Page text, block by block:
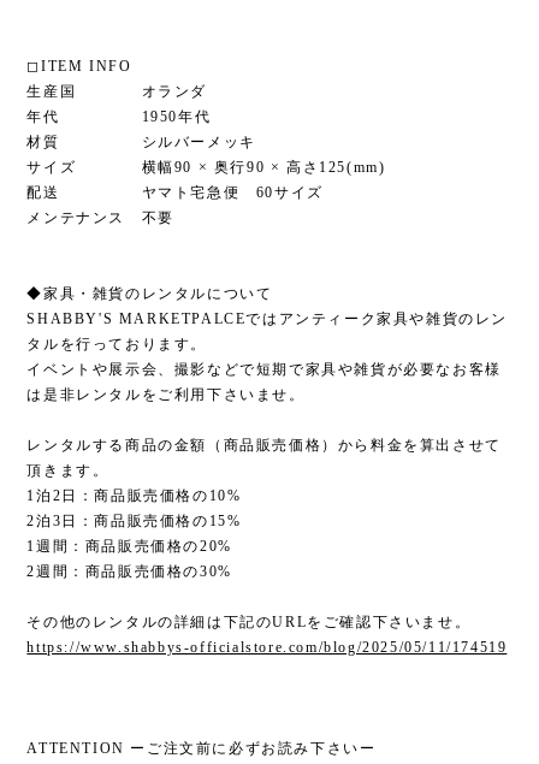
◻︎ITEM INFO
生産国 オランダ
年代 1950年代
材質 シルバーメッキ
サイズ 横幅90 × 奥行90 × 高さ125(mm)
配送 ヤマト宅急便 60サイズ
メンテナンス 不要
◆家具・雑貨のレンタルについて
SHABBY'S MARKETPALCEではアンティーク家具や雑貨のレン
タルを行っております。
イベントや展示会、撮影などで短期で家具や雑貨が必要なお客様
は是非レンタルをご利用下さいませ。
レンタルする商品の金額（商品販売価格）から料金を算出させて
頂きます。
1泊2日：商品販売価格の10%
2泊3日：商品販売価格の15%
1週間：商品販売価格の20%
2週間：商品販売価格の30%
その他のレンタルの詳細は下記のURLをご確認下さいませ。
https://www.shabbys-officialstore.com/blog/2025/05/11/174519
ATTENTION ーご注文前に必ずお読み下さいー